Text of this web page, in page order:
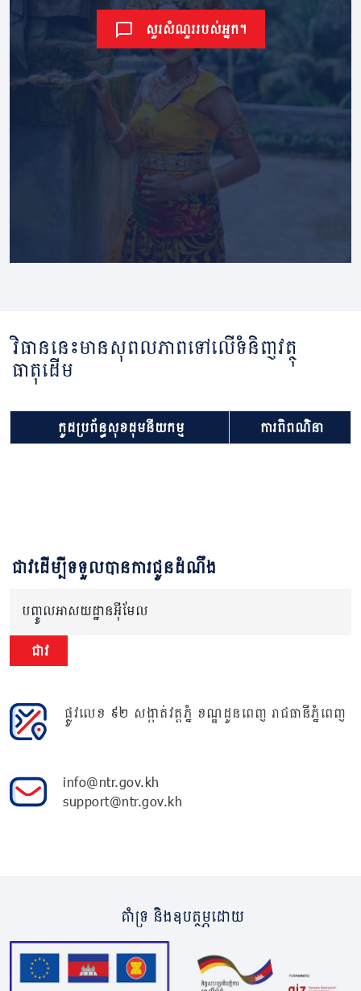
សួរសំណួររបស់អ្នក។
វិធាននេះមានសុពលភាពទៅលើទំនិញវត្ថុ
ធាតុដើម
កូដប្រព័ន្ធសុខដុមនីយកម្ម ការពិពណ៌នា
ជាវដើម្បីទទួលបានការជូនដំណឹង
បញ្ចូលអាសយដ្ឋានអ៊ីមែល
ជាវ
ផ្លូវលេខ ៩២ សង្កាត់វត្តភ្នំ ខណ្ឌដូនពេញ រាជធានីភ្នំពេញ
info@ntr.gov.kh
support@ntr.gov.kh
គាំទ្រ និងឧបត្ថម្ភដោយ